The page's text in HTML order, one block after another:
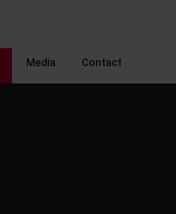
Media Contact